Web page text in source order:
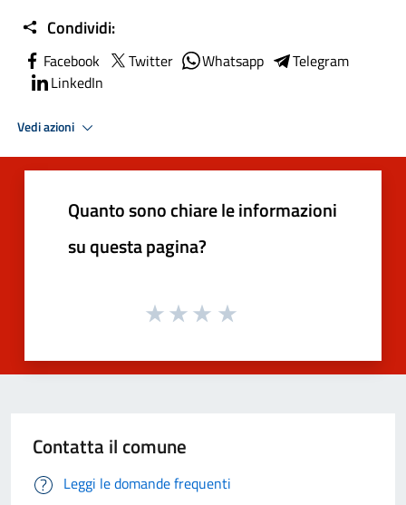
Condividi:
Facebook Twitter Whatsapp
Telegram
LinkedIn
Vedi azioni
Quanto sono chiare le informazioni
su questa pagina?
Contatta il comune
Leggi le domande frequenti